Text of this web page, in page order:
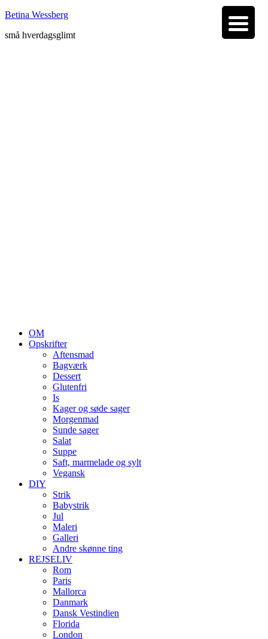
Betina Wessberg
små hverdagsglimt
OM
Opskrifter
Aftensmad
Bagværk
Dessert
Glutenfri
Is
Kager og søde sager
Morgenmad
Sunde sager
Salat
Suppe
Saft, marmelade og sylt
Vegansk
DIY
Strik
Babystrik
Jul
Maleri
Galleri
Andre skønne ting
REJSELIV
Rom
Paris
Mallorca
Danmark
Dansk Vestindien
Florida
London